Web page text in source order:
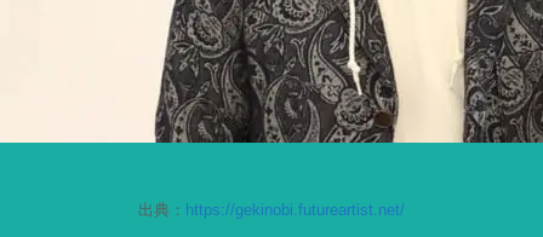
出典： https://gekinobi.futureartist.net/